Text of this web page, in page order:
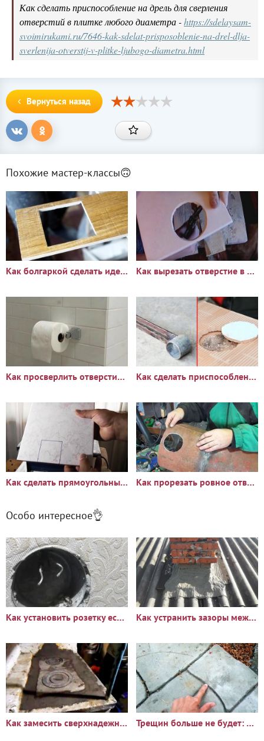
Как сделать приспособление на дрель для сверления
отверстий в плитке любого диаметра -https://sdelaysam-
svoimirukami.ru/7646-kak-sdelat-prisposoblenie-na-drel-dlja-
sverlenija-otverstij-v-plitke-ljubogo-diametra.html
Вернуться назад
Похожие мастер-классы🙃
Как болгаркой сделать идеально ровное квадратное отверстие в Как вырезать отверстие в плитке болгаркой
Как просверлить отверстие в плитке обычным сверлом Как сделать приспособление на дрель для сверления отверстий в
Как сделать прямоугольный вырез в керамической плитке Как прорезать ровное отверстие болгаркой
Особо интересное👌
Как установить розетку если остались короткие провода Как устранить зазоры между печной трубой и шифером
Как замесить сверхнадежный раствор для печи который не дает Трещин больше не будет: Что добавить в бетон чтобы он стал